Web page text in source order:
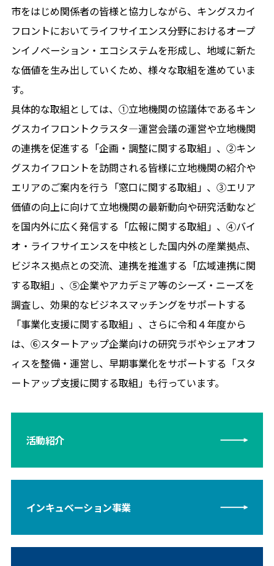
市をはじめ関係者の皆様と協⼒しながら、キングスカイ
フロントにおいてライフサイエンス分野におけるオープ
ンイノベーション・エコシステムを形成し、地域に新た
な価値を⽣み出していくため、様々な取組を進めていま
す。
具体的な取組としては、①⽴地機関の協議体であるキン
グスカイフロントクラスタ―運営会議の運営や⽴地機関
の連携を促進する「企画・調整に関する取組」、②キン
グスカイフロントを訪問される皆様に⽴地機関の紹介や
エリアのご案内を⾏う「窓⼝に関する取組」、③エリア
価値の向上に向けて⽴地機関の最新動向や研究活動など
を国内外に広く発信する「広報に関する取組」、④バイ
オ・ライフサイエンスを中核とした国内外の産業拠点、
ビジネス拠点との交流、連携を推進する「広域連携に関
する取組」、⑤企業やアカデミア等のシーズ・ニーズを
調査し、効果的なビジネスマッチングをサポートする
「事業化⽀援に関する取組」、さらに令和４年度から
は、⑥スタートアップ企業向けの研究ラボやシェアオフ
ィスを整備・運営し、早期事業化をサポートする「スタ
ートアップ⽀援に関する取組」も⾏っています。
活動紹介
インキュベーション事業